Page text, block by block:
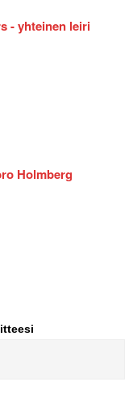
- yhteinen leiri
Holmberg